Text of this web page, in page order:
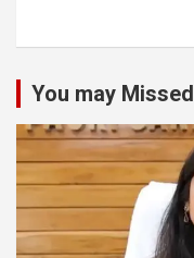
You may Missed